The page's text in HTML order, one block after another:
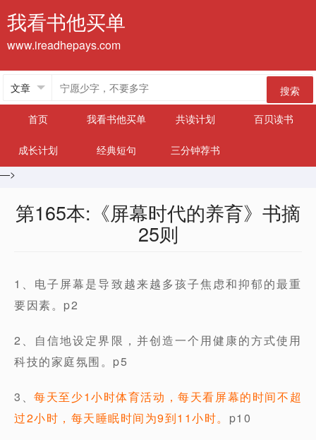
我看书他买单
www.ireadhepays.com
搜索
首页
我看书他买单 共读计划 百贝读书
成长计划 经典短句
三分钟荐书
—>
第165本:《屏幕时代的养育》书摘
25则
1、电子屏幕是导致越来越多孩子焦虑和抑郁的最重
要因素。p2
2、自信地设定界限，并创造一个用健康的方式使用
科技的家庭氛围。p5
3、每天至少1小时体育活动，每天看屏幕的时间不超
过2小时，每天睡眠时间为9到11小时。 p10